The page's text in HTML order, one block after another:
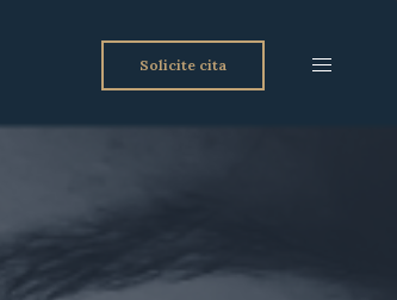
Solicite cita